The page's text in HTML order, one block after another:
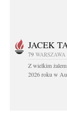
JACEK
79 WARSZAWA
Z wielkim
2026 roku w